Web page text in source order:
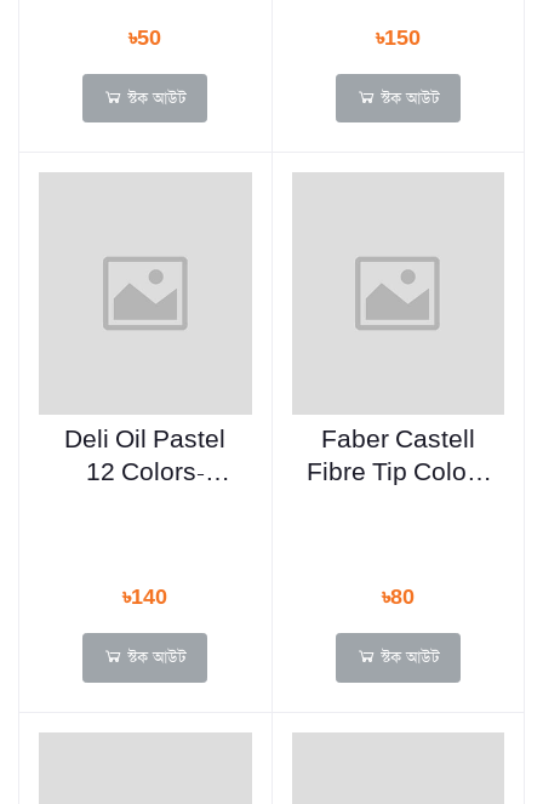
৳50
স্টক আউট
৳150
স্টক আউট
Deli Oil Pastel
12 Colors-
৳140
স্টক আউট
Faber Castell
Fibre Tip Colour
৳80
স্টক আউট